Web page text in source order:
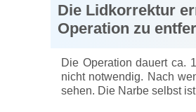
Die Lidkorrektur
Operation zu
Die Operation dauert ca.
nicht notwendig. Nach
sehen. Die Narbe selbst